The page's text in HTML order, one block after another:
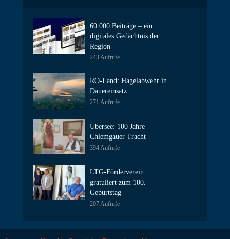
60.000 Beiträge – ein
digitales Gedächtnis der
Region
243 Aufrufe
RO-Land: Hagelabwehr in
Dauereinsatz
271 Aufrufe
Übersee: 100 Jahre
Chiemgauer Tracht
394 Aufrufe
LTG-Förderverein
gratuliert zum 100.
Geburtstag
207 Aufrufe